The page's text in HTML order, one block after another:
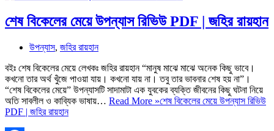
শেষ বিকেলের মেয়ে উপন্যাস রিভিউ PDF | জহির রায়হান
উপন্যাস, জহির রায়হান
বইঃ শেষ বিকেলের মেয়ে লেখকঃ জহির রায়হান “মানুষ মাঝে মাঝে অনেক কিছু ভাবে।
কখনো তার অর্থ খুঁজে পাওয়া যায়। কখনো যায় না। তবু তার ভাবনার শেষ হয় না”।
“শেষ বিকেলের মেয়ে” উপন্যাসটি সাদামাটা এক যুবকের ব্যক্তি জীবনের কিছু ঘটনা নিয়ে
অতি সাবলীল ও কাব্যিক ভাষায়… Read More »শেষ বিকেলের মেয়ে উপন্যাস রিভিউ
PDF | জহির রায়হান